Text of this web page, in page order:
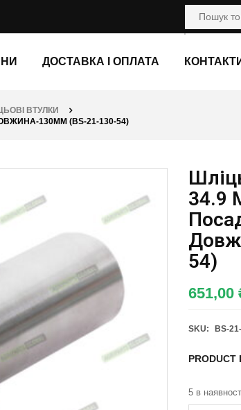
ДОСТАВКА І ОПЛАТА
ВТУЛКИ
130ММ (BS-21-130-54)
34.9
54)
651,00
SKU: BS-
PRODUCT
5 в